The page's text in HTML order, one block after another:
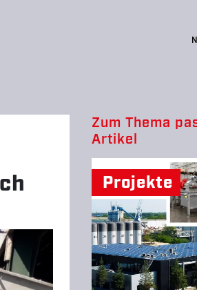
Zum Thema
Artikel
Projekte